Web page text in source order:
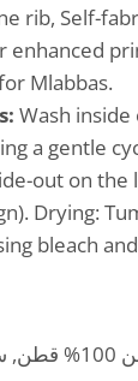
rib, Self-
enhanced
Mlabbas.
Wash
a gentle
out on
Drying:
bleach